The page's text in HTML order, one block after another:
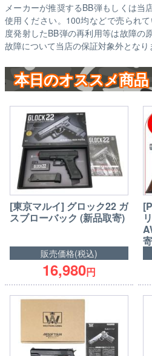
メーカーが推奨するBB弾もしくは当
使用ください。100均などで売られ
度発射したBB弾の再利用等は故障の
故障について当店の保証対象外となり
本日のオススメ商品
[東京マルイ] グロック22 ガ
スブローバック (新品取寄)
販売価格(税込)
16,980円